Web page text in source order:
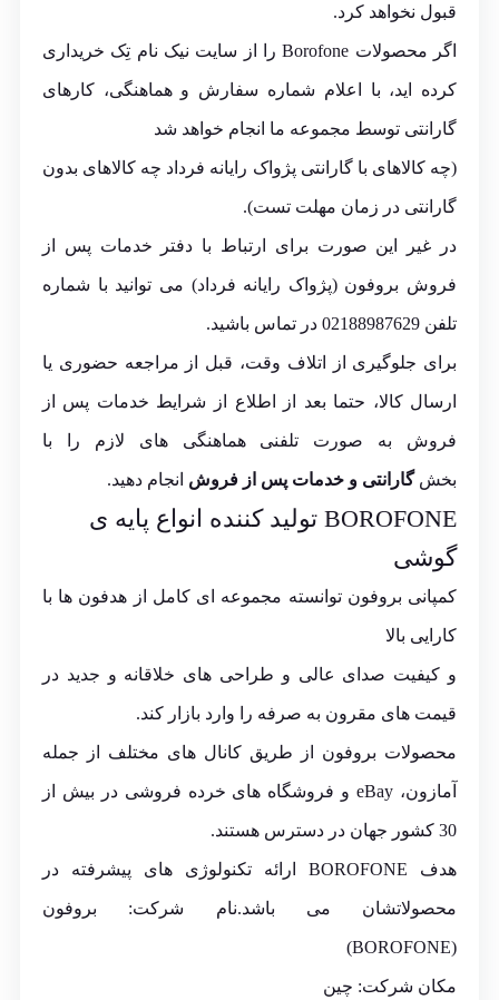
قبول نخواهد کرد.
اگر محصولات Borofone را از سایت نیک نام تِک خریداری
کرده اید، با اعلام شماره سفارش و هماهنگی، کارهای
گارانتی توسط مجموعه ما انجام خواهد شد
(چه کالاهای با گارانتی پژواک رایانه فرداد چه کالاهای بدون
گارانتی در زمان مهلت تست).
در غیر این صورت برای ارتباط با دفتر خدمات پس از
فروش بروفون (پژواک رایانه فرداد) می توانید با شماره
تلفن 02188987629 در تماس باشید.
برای جلوگیری از اتلاف وقت، قبل از مراجعه حضوری یا
ارسال کالا، حتما بعد از اطلاع از شرایط خدمات پس از
فروش به صورت تلفنی هماهنگی های لازم را با
بخش گارانتی و خدمات پس از فروش انجام دهید.
BOROFONE تولید کننده انواع پایه ی
گوشی
کمپانی بروفون توانسته مجموعه ای کامل از هدفون ها با
کارایی بالا
و کیفیت صدای عالی و طراحی های خلاقانه و جدید در
قیمت های مقرون به صرفه را وارد بازار کند.
محصولات بروفون از طریق کانال های مختلف از جمله
آمازون، eBay و فروشگاه های خرده فروشی در بیش از
30 کشور جهان در دسترس هستند.
هدف BOROFONE ارائه تکنولوژی های پیشرفته در
محصولاتشان می باشد.نام شرکت: بروفون
(BOROFONE)
مکان شرکت: چین